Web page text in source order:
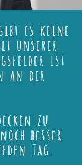
es keine
unserer
ist
an der
zu
besser
Tag.